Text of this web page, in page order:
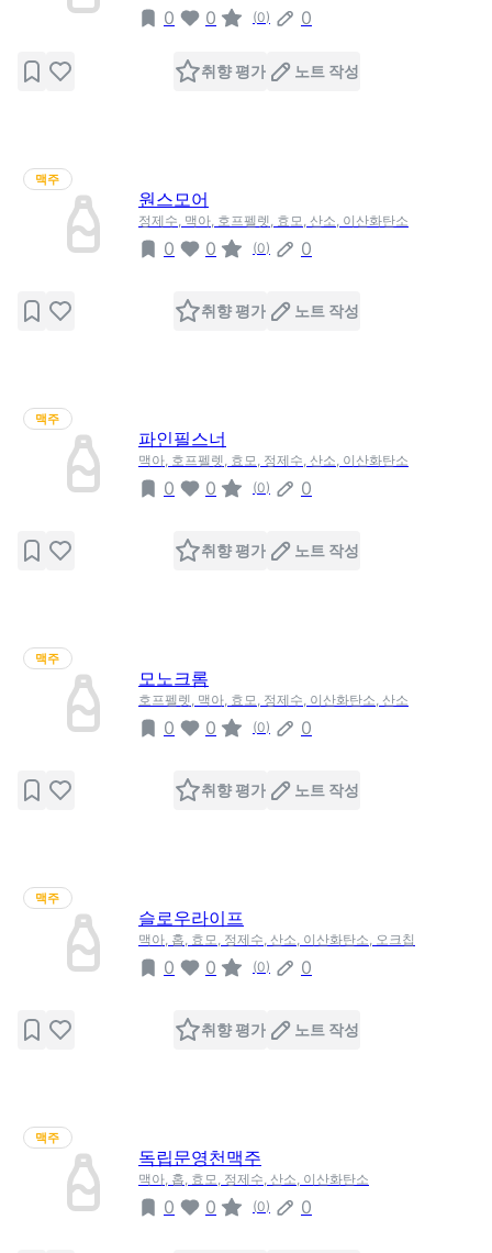
0 0 (0) 0
취향 평가 노트 작성
맥주
원스모어
정제수, 맥아, 호프펠렛, 효모, 산소, 이산화탄소
0 0 (0) 0
취향 평가 노트 작성
맥주
파인필스너
맥아, 호프펠렛, 효모, 정제수, 산소, 이산화탄소
0 0 (0) 0
취향 평가 노트 작성
맥주
모노크롬
호프펠렛, 맥아, 효모, 정제수, 이산화탄소, 산소
0 0 (0) 0
취향 평가 노트 작성
맥주
슬로우라이프
맥아, 홉, 효모, 정제수, 산소, 이산화탄소, 오크칩
0 0 (0) 0
취향 평가 노트 작성
맥주
독립문영천맥주
맥아, 홉, 효모, 정제수, 산소, 이산화탄소
0 0 (0) 0